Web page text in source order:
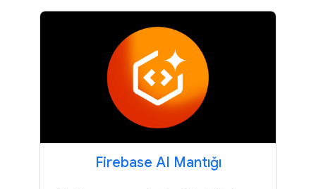
Firebase AI Mantığı